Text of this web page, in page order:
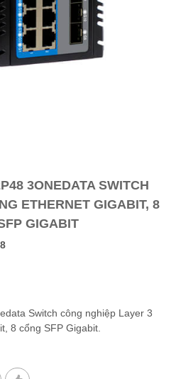
3ONEDATA SWITCH
ETHERNET GIGABIT, 8
GIGABIT
Switch công nghiệp Layer 3
8 cổng SFP Gigabit.